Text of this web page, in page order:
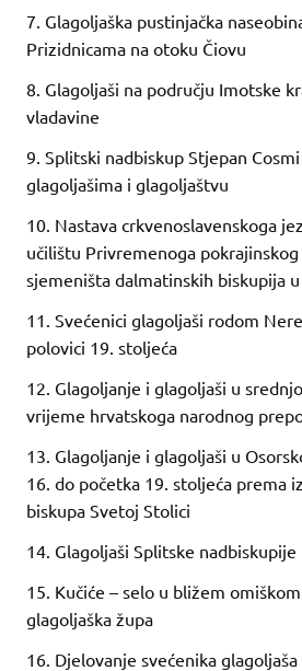
7. Glagoljaška pustinjačka
Prizidnicama na otoku Čiovu
8. Glagoljaši na području Imotske
vladavine
9. Splitski nadbiskup Stjepan
glagoljašima i glagoljaštvu
10. Nastava crkvenoslavenskoga
učilištu Privremenoga
sjemeništa dalmatinskih biskupija
11. Svećenici glagoljaši rodom
polovici 19. stoljeća
12. Glagoljanje i glagoljaši u
vrijeme hrvatskoga narodnog
13. Glagoljanje i glagoljaši u
16. do početka 19. stoljeća prema
biskupa Svetoj Stolici
14. Glagoljaši Splitske
15. Kučiće – selo u bližem
glagoljaška župa
16. Djelovanje svećenika